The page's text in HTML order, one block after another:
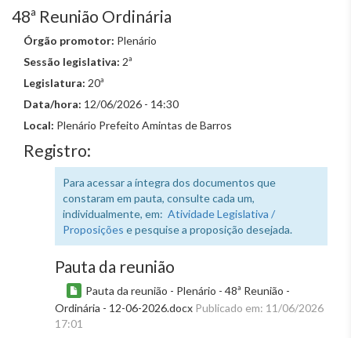
48ª Reunião Ordinária
Órgão promotor: Plenário
Sessão legislativa: 2ª
Legislatura: 20ª
Data/hora: 12/06/2026 - 14:30
Local: Plenário Prefeito Amintas de Barros
Registro:
Para acessar a íntegra dos documentos que
constaram em pauta, consulte cada um,
individualmente, em: Atividade Legislativa /
Proposições e pesquise a proposição desejada.
Pauta da reunião
Pauta da reunião - Plenário - 48ª Reunião -
Ordinária - 12-06-2026.docx Publicado em: 11/06/2026
17:01